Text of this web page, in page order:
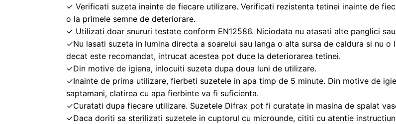
✓ Verificati suzeta inainte de fiecare utilizare. Verificati rezistenta tetinei inainte de
o la primele semne de deteriorare.
✓ Utilizati doar snururi testate conform EN12586. Niciodata nu atasati alte panglici
✓Nu lasati suzeta in lumina directa a soarelui sau langa o alta sursa de caldura si nu
decat este recomandat, intrucat acestea pot duce la deteriorarea tetinei.
✓Din motive de igiena, inlocuiti suzeta dupa doua luni de utilizare.
✓Inainte de prima utilizare, fierbeti suzetele in apa timp de 5 minute. Din motive de
saptamani, clatirea cu apa fierbinte va fi suficienta.
✓Curatati dupa fiecare utilizare. Suzetele Difrax pot fi curatate in masina de spalat
✓Daca doriti sa sterilizati suzetele in cuptorul cu microunde, cititi cu atentie